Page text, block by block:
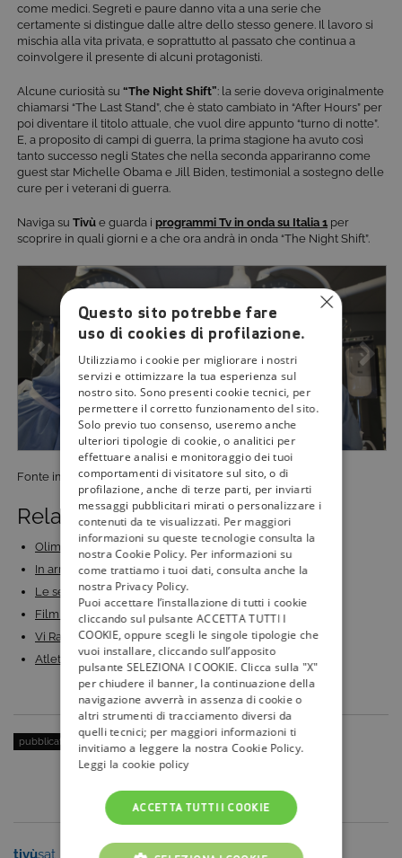
come medici. Segreti e paure danno vita a una serie che
certamente si distingue dalle altre dello stesso genere. Il lavoro si
mischia alla vita privata, e soprattutto al passato che continua a
coinvolgere il presente di alcuni protagonisti.
Alcune curiosità su “The Night Shift”: la serie doveva originalmente
chiamarsi “The Last Stand”, che è stato cambiato in “After Hours” per
poi diventare il titolo attuale, che vuol dire appunto “turno di notte”.
E, a proposito di campi di guerra, la prima stagione ha avuto così
tanto successo negli States che nella seconda appariranno come
guest star Michelle Obama e Jill Biden, testimonial a sostegno delle
cure per i veterani di guerra.
Naviga su Tivù e guarda i programmi Tv in onda su Italia 1 per
scoprire in quali giorni e a che ora andrà in onda “The Night Shift”.
Fonte immagini: Sony Pictures
Related Posts:
Olimpiadi di Parigi 2024: numeri, protagonisti e…
In arrivo in 1^ TV la nona stagione di Chicago Med:…
Le serie TV medical drama più amate di sempre
Film di Natale 2023: i più bei film di Natale da…
Vi Racconto, la rubrica di Enrico Vanzina su Cine34:…
Atletica leggera, Diamond League 2024: tutti i…
pubblicato il: 26 Giugno 2015 | categoria:
tivùsat
tivù la guida
Questo sito potrebbe fare
uso di cookies di profilazione.
Utilizziamo i cookie per migliorare i nostri
servizi e ottimizzare la tua esperienza sul
nostro sito. Sono presenti cookie tecnici, per
permettere il corretto funzionamento del sito.
Solo previo tuo consenso, useremo anche
ulteriori tipologie di cookie, o analitici per
effettuare analisi e monitoraggio dei tuoi
comportamenti di visitatore sul sito, o di
profilazione, anche di terze parti, per inviarti
messaggi pubblicitari mirati o personalizzare i
contenuti da te visualizzati. Per maggiori
informazioni su queste tecnologie consulta la
nostra Cookie Policy. Per informazioni su
come trattiamo i tuoi dati, consulta anche la
nostra Privacy Policy.
Puoi accettare l’installazione di tutti i cookie
cliccando sul pulsante ACCETTA TUTTI I
COOKIE, oppure scegli le singole tipologie che
vuoi installare, cliccando sull’apposito
pulsante SELEZIONA I COOKIE. Clicca sulla "X"
per chiudere il banner, la continuazione della
navigazione avverrà in assenza di cookie o
altri strumenti di tracciamento diversi da
quelli tecnici; per maggiori informazioni ti
invitiamo a leggere la nostra Cookie Policy.
Leggi la cookie policy
ACCETTA TUTTI I COOKIE